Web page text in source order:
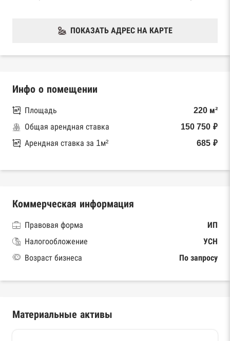
ПОКАЗАТЬ АДРЕС НА КАРТЕ
Инфо о помещении
Площадь
220 м²
Общая арендная ставка
150 750 ₽
Арендная ставка за 1м²
685 ₽
Коммерческая информация
Правовая форма
ИП
Налогообложение
УСН
Возраст бизнеса
По запросу
Материальные активы